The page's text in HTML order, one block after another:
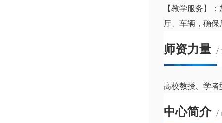
【教学服务】
厅、车辆，确保
师资力量 /
高校教授、学者
中心简介 /